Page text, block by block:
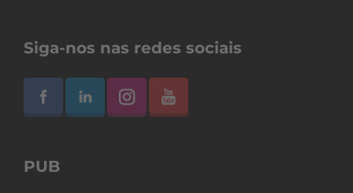
Siga-nos nas redes sociais
PUB